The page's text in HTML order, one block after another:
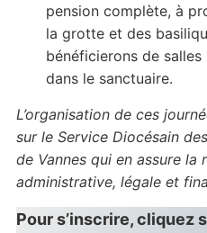
pension complète, à
la grotte et des
bénéficierons de
dans le sanctuaire.
L’organisation de ces
sur le Service Diocésain
de Vannes qui en assure la
administrative, légale et
Pour s’inscrire, cliquez